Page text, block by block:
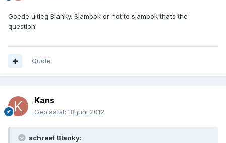
Goede uitleg Blanky. Sjambok or not to sjambok thats the
question!
Quote
Kans
Geplaatst: 18 juni 2012
schreef Blanky: